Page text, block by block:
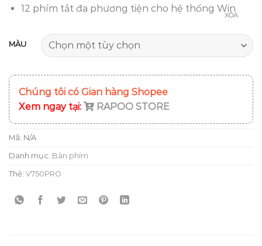
12 phím tắt đa phương tiện cho hệ thống Win
MÀU
XÓA
Chúng tôi có Gian hàng Shopee
Xem ngay tại:
RAPOO STORE
Mã: N/A
Danh mục: Bàn phím
Thẻ: V750PRO